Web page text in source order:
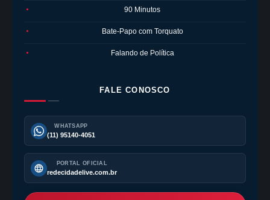
● 90 Minutos
● Bate-Papo com Torquato
● Falando de Política
FALE CONOSCO
WHATSAPP
(11) 95140-4051
PORTAL OFICIAL
redecidadelive.com.br